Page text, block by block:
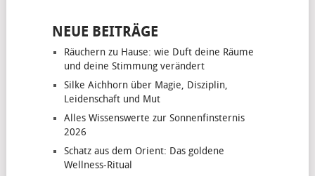
NEUE BEITRÄGE
Räuchern zu Hause: wie Duft deine Räume
und deine Stimmung verändert
Silke Aichhorn über Magie, Disziplin,
Leidenschaft und Mut
Alles Wissenswerte zur Sonnenfinsternis
2026
Schatz aus dem Orient: Das goldene
Wellness-Ritual